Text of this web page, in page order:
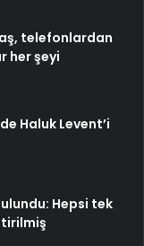
telefonlardan
her şeyi
Haluk Levent’i
Hepsi tek